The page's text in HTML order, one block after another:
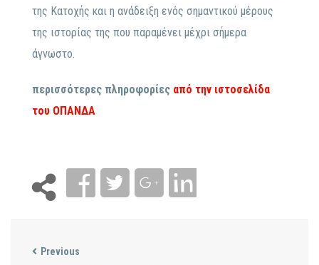
της Κατοχής και η ανάδειξη ενός σημαντικού μέρους
της ιστορίας της που παραμένει μέχρι σήμερα
άγνωστο.
περισσότερες πληροφορίες από την ιστοσελίδα
του ΟΠΑΝΔΑ
Previous